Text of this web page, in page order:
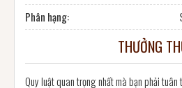
Phân hạng:
THƯỞNG
Quy luật quan trọng nhất mà bạn phải